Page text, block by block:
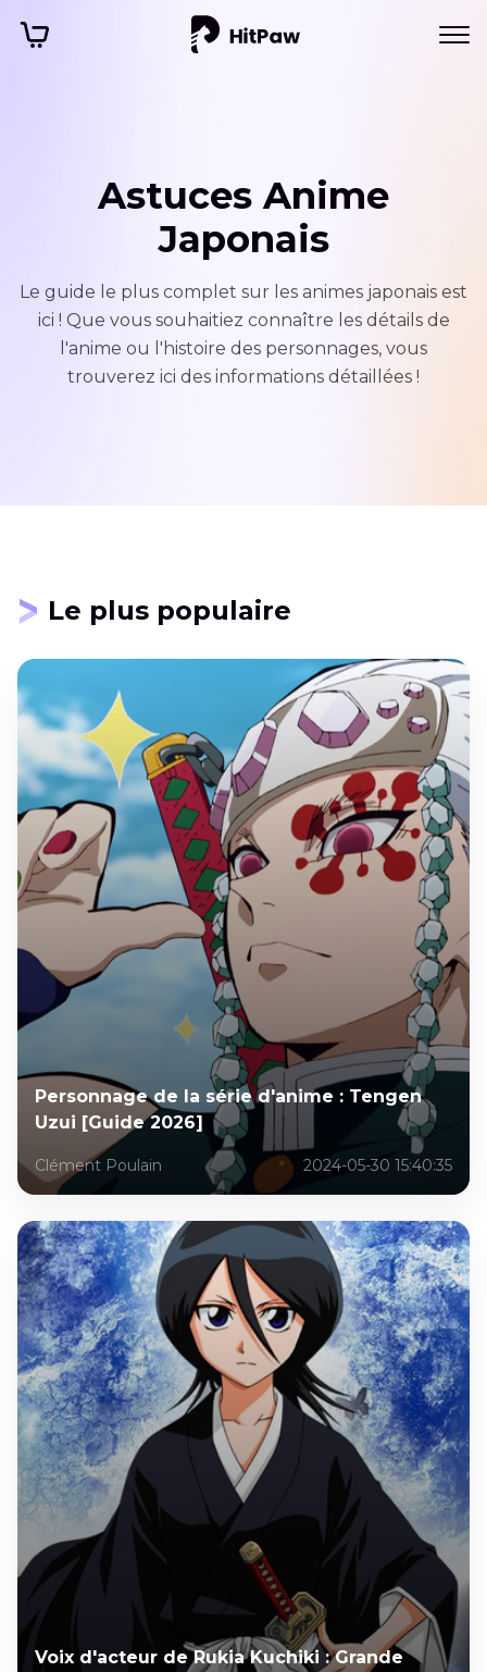
Astuces Anime
Japonais
Le guide le plus complet sur les animes japonais est
ici ! Que vous souhaitiez connaître les détails de
l'anime ou l'histoire des personnages, vous
trouverez ici des informations détaillées !
Le plus populaire
Personnage de la série d'anime : Tengen
Uzui [Guide 2026]
Clément Poulain 2024-05-30 15:40:35
Voix d'acteur de Rukia Kuchiki : Grande